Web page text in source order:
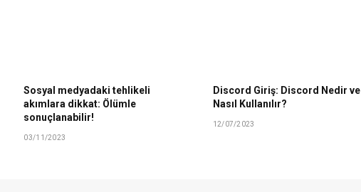
Sosyal medyadaki tehlikeli
akımlara dikkat: Ölümle
sonuçlanabilir!
03/11/2023
Discord Giriş: Discord Nedir ve
Nasıl Kullanılır?
12/07/2023